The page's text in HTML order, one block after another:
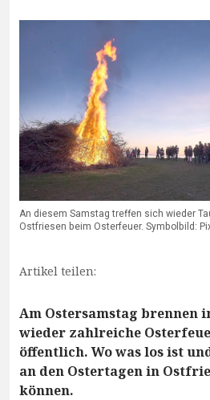
An diesem Samstag treffen sich wieder
Ostfriesen beim Osterfeuer. Symbolbild:
Artikel teilen:
Am Ostersamstag brennen
wieder zahlreiche
öffentlich. Wo was los ist
an den Ostertagen in
können.